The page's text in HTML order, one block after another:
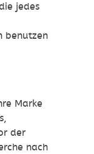
jedes
benutzen
Marke
der
nach